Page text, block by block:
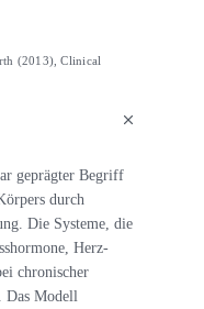
(2013), Clinical
geprägter Begriff
durch
Die Systeme, die
Herz-
chronischer
Das Modell